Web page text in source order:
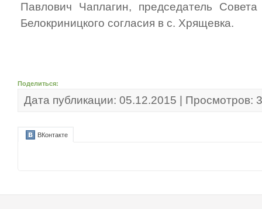
Павлович Чаплагин, председатель
Белокриницкого согласия в с. Хрящевка.
Поделиться:
Дата публикации: 05.12.2015 | Просмотров:
ВКонтакте